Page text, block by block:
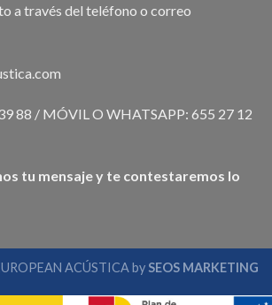
a través del teléfono o correo
88 / MÓVIL O WHATSAPP: 655 27 12
tu mensaje y te contestaremos lo
ACÚSTICA by SEOS MARKETING